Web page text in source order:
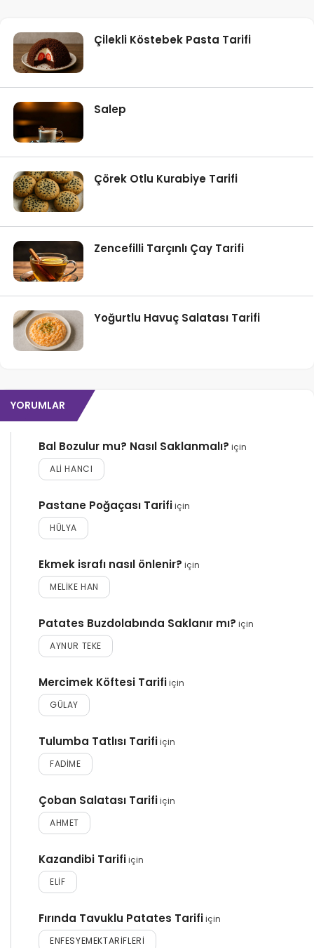
Çilekli Köstebek Pasta Tarifi
Salep
Çörek Otlu Kurabiye Tarifi
Zencefilli Tarçınlı Çay Tarifi
Yoğurtlu Havuç Salatası Tarifi
YORUMLAR
Bal Bozulur mu? Nasıl Saklanmalı? için
ALI HANCI
Pastane Poğaçası Tarifiiçin
HÜLYA
Ekmek israfı nasıl önlenir? için
MELIKE HAN
Patates Buzdolabında Saklanır mı? için
AYNUR TEKE
Mercimek Köftesi Tarifiiçin
GÜLAY
Tulumba Tatlısı Tarifiiçin
FADIME
Çoban Salatası Tarifiiçin
AHMET
Kazandibi Tarifiiçin
ELIF
Fırında Tavuklu Patates Tarifiiçin
ENFESYEMEKTARIFLERI